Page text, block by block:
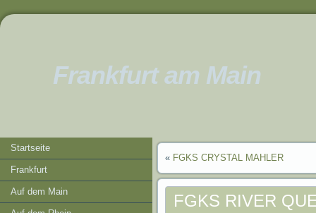
Frankfurt am Main
Startseite
Frankfurt
Auf dem Main
« FGKS CRYSTAL MAHLER
FGKS RIVER